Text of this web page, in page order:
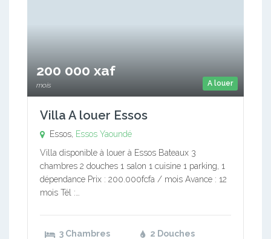
A louer
200 000 xaf
mois
Villa A louer Essos
Essos, Essos Yaoundé
Villa disponible à louer à Essos Bateaux 3
chambres 2 douches 1 salon 1 cuisine 1 parking, 1
dépendance Prix : 200.000fcfa / mois Avance : 12
mois Tél :…
3 Chambres 2 Douches